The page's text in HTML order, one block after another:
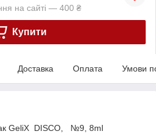
на сайті — 400 ₴
Купити
Доставка Оплата Умови
GeliX DISCO, №9, 8ml